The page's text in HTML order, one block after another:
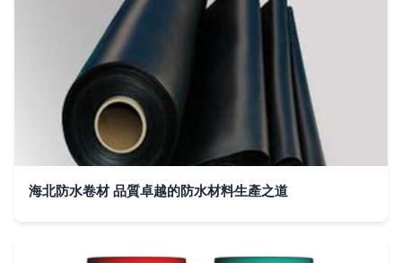
海北防水卷材 品質卓越的防水材料生產之道